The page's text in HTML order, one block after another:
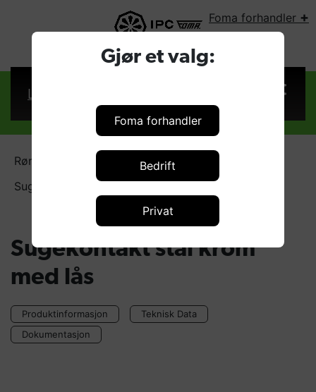
Gjør et valg:
Foma forhandler
Bedrift
Privat
Foma forhandler +
VELG LAND:
Logg inn
Rørdeler - plast
Sugekontakt stål krom med lås
Sugekontakt stål krom
med lås
Produktinformasjon
Teknisk Data
Dokumentasjon